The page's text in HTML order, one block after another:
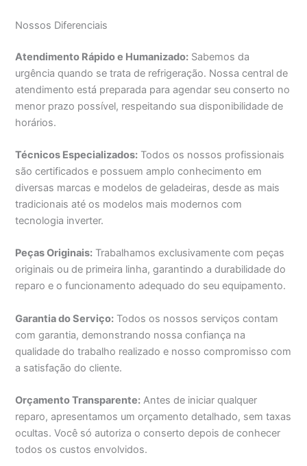
Nossos Diferenciais
Atendimento Rápido e Humanizado: Sabemos da
urgência quando se trata de refrigeração. Nossa central de
atendimento está preparada para agendar seu conserto no
menor prazo possível, respeitando sua disponibilidade de
horários.
Técnicos Especializados: Todos os nossos profissionais
são certificados e possuem amplo conhecimento em
diversas marcas e modelos de geladeiras, desde as mais
tradicionais até os modelos mais modernos com
tecnologia inverter.
Peças Originais: Trabalhamos exclusivamente com peças
originais ou de primeira linha, garantindo a durabilidade do
reparo e o funcionamento adequado do seu equipamento.
Garantia do Serviço: Todos os nossos serviços contam
com garantia, demonstrando nossa confiança na
qualidade do trabalho realizado e nosso compromisso com
a satisfação do cliente.
Orçamento Transparente: Antes de iniciar qualquer
reparo, apresentamos um orçamento detalhado, sem taxas
ocultas. Você só autoriza o conserto depois de conhecer
todos os custos envolvidos.